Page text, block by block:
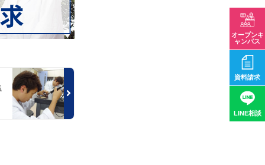
オープンキ
ャンパス
資料請求
LINE相談